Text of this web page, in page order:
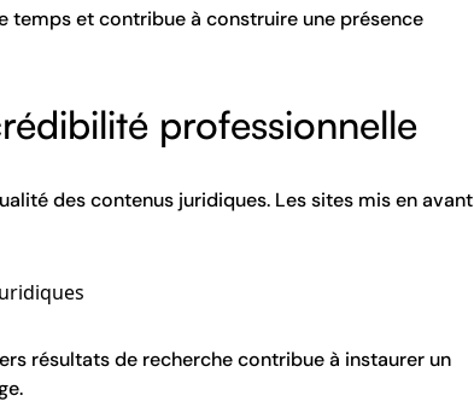
temps et contribue à construire une présence
professionnelle
des contenus juridiques. Les sites mis en avant
résultats de recherche contribue à instaurer un